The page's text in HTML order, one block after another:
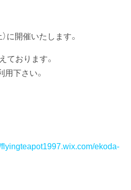
に開催いたします。
ております。
用下さい。
ekoda-